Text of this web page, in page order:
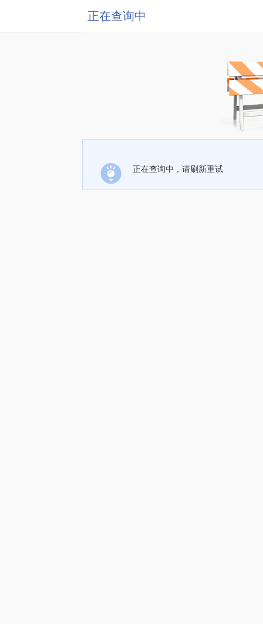
正在查询中
正在查询中，请刷新重试